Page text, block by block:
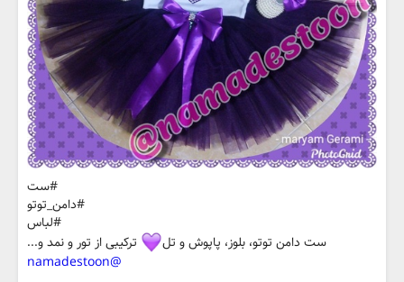
#ست
#دامن_توتو
#لباس
ست دامن توتو، بلوز، پاپوش و تل
ترکیبی از تور و نمد و...
@namadestoon